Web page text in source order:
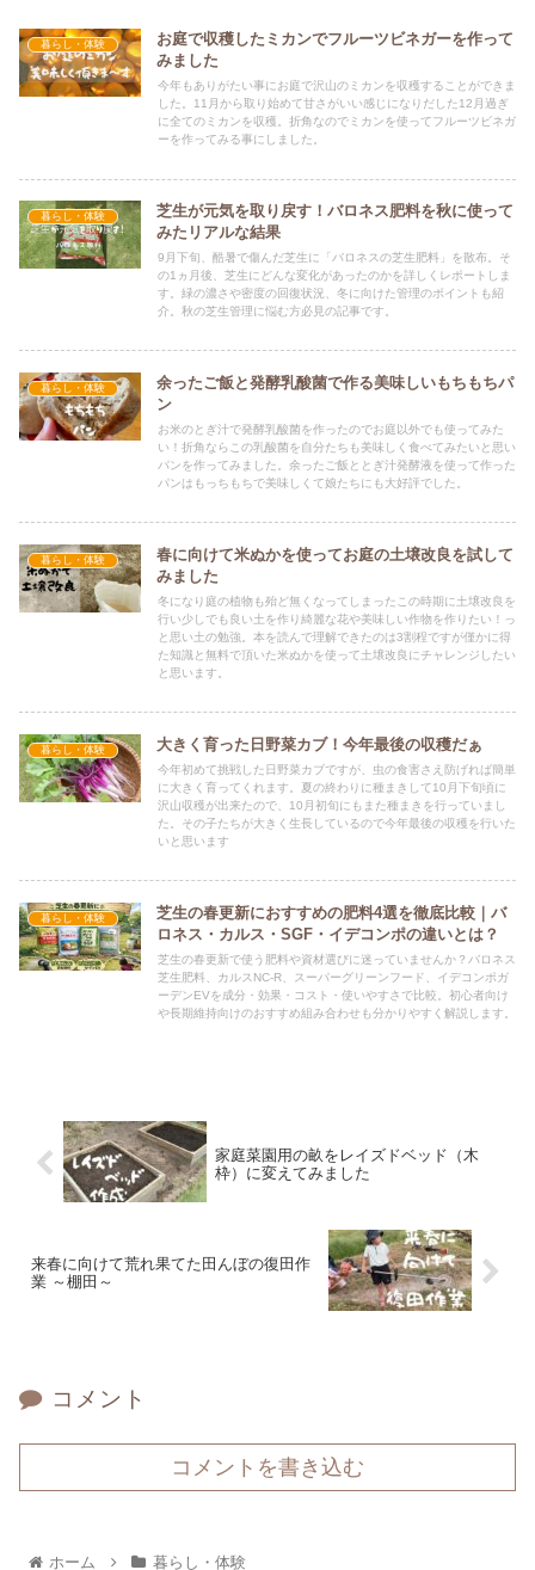
暮らし・体験
お庭で収穫したミカンでフルーツビネガーを作って
みました
今年もありがたい事にお庭で沢山のミカンを収穫することができま
した。11月から取り始めて甘さがいい感じになりだした12月過ぎ
に全てのミカンを収穫。折角なのでミカンを使ってフルーツビネガ
ーを作ってみる事にしました。
暮らし・体験
芝生が元気を取り戻す！バロネス肥料を秋に使って
みたリアルな結果
9月下旬、酷暑で傷んだ芝生に「バロネスの芝生肥料」を散布。そ
の1ヵ月後、芝生にどんな変化があったのかを詳しくレポートしま
す。緑の濃さや密度の回復状況、冬に向けた管理のポイントも紹
介。秋の芝生管理に悩む方必見の記事です。
暮らし・体験
余ったご飯と発酵乳酸菌で作る美味しいもちもちパ
ン
お米のとぎ汁で発酵乳酸菌を作ったのでお庭以外でも使ってみた
い！折角ならこの乳酸菌を自分たちも美味しく食べてみたいと思い
パンを作ってみました。余ったご飯ととぎ汁発酵液を使って作った
パンはもっちもちで美味しくて娘たちにも大好評でした。
暮らし・体験
春に向けて米ぬかを使ってお庭の土壌改良を試して
みました
冬になり庭の植物も殆ど無くなってしまったこの時期に土壌改良を
行い少しでも良い土を作り綺麗な花や美味しい作物を作りたい！っ
と思い土の勉強。本を読んで理解できたのは3割程ですが僅かに得
た知識と無料で頂いた米ぬかを使って土壌改良にチャレンジしたい
と思います。
暮らし・体験 大きく育った日野菜カブ！今年最後の収穫だぁ
今年初めて挑戦した日野菜カブですが、虫の食害さえ防げれば簡単
に大きく育ってくれます。夏の終わりに種まきして10月下旬頃に
沢山収穫が出来たので、10月初旬にもまた種まきを行っていまし
た。その子たちが大きく生長しているので今年最後の収穫を行いた
いと思います
暮らし・体験
芝生の春更新におすすめの肥料4選を徹底比較｜バ
ロネス・カルス・SGF・イデコンポの違いとは？
芝生の春更新で使う肥料や資材選びに迷っていませんか？バロネス
芝生肥料、カルスNC-R、スーパーグリーンフード、イデコンポガ
ーデンEVを成分・効果・コスト・使いやすさで比較。初心者向け
や長期維持向けのおすすめ組み合わせも分かりやすく解説します。
家庭菜園用の畝をレイズドベッド（木
枠）に変えてみました
来春に向けて荒れ果てた田んぼの復田作
業 ～棚田～
コメント
コメントを書き込む
ホーム 暮らし・体験